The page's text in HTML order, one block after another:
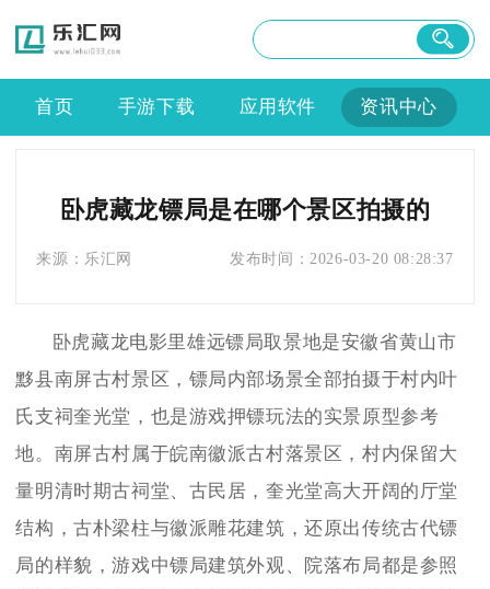
首页 手游下载 应用软件 资讯中心
卧虎藏龙镖局是在哪个景区拍摄的
来源： 乐汇网 发布时间： 2026-03-20 08:28:37
卧虎藏龙电影里雄远镖局取景地是安徽省黄山市
黟县南屏古村景区，镖局内部场景全部拍摄于村内叶
氏支祠奎光堂，也是游戏押镖玩法的实景原型参考
地。南屏古村属于皖南徽派古村落景区，村内保留大
量明清时期古祠堂、古民居，奎光堂高大开阔的厅堂
结构，古朴梁柱与徽派雕花建筑，还原出传统古代镖
局的样貌，游戏中镖局建筑外观、院落布局都是参照